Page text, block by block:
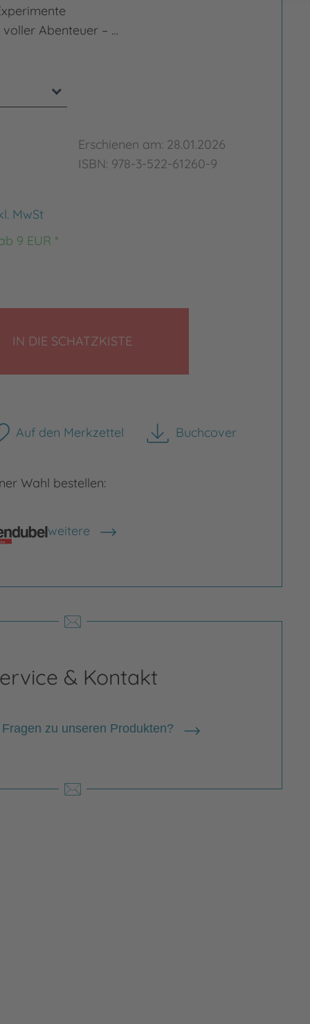
Abenteuer – …
Erschienen am: 28.01.2026
ISBN: 978-3-522-61260-9
MwSt
9 EUR *
IN DIE SCHATZKISTE
Auf den Merkzettel Buchcover
herunterladen
Wahl bestellen:
weitere
Shops anzeigen
& Kontakt
zu unseren Produkten?